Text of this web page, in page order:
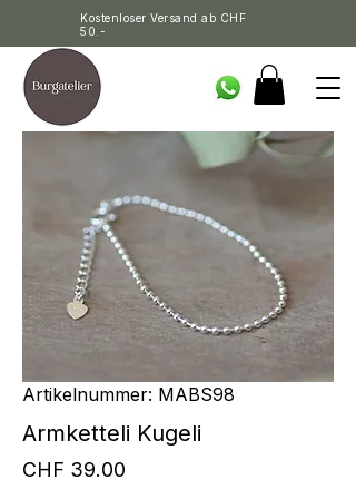
Kostenloser Versand ab CHF
50.-
Artikelnummer: MABS98
Armketteli Kugeli
CHF 39.00